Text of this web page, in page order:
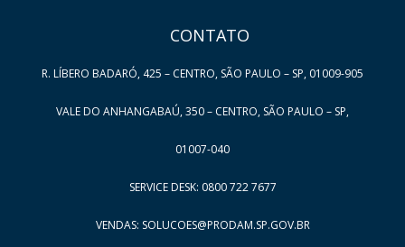
CONTATO
R. LÍBERO BADARÓ, 425 – CENTRO, SÃO PAULO – SP, 01009-905
VALE DO ANHANGABAÚ, 350 – CENTRO, SÃO PAULO – SP,
01007-040
SERVICE DESK: 0800 722 7677
VENDAS: SOLUCOES@PRODAM.SP.GOV.BR